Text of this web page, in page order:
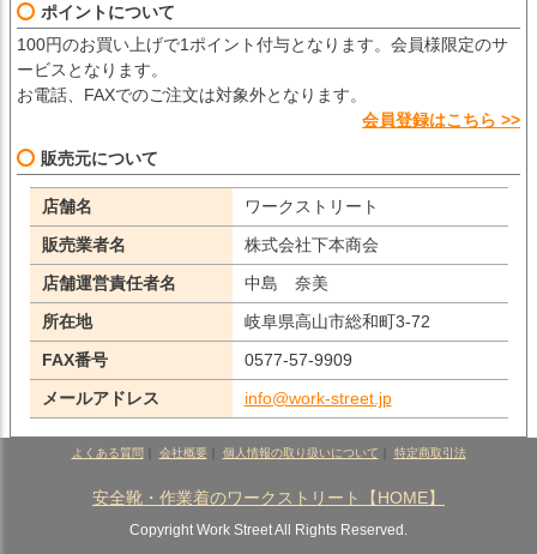
ポイントについて
100円のお買い上げで1ポイント付与となります。会員様限定のサ
ービスとなります。
お電話、FAXでのご注文は対象外となります。
会員登録はこちら >>
販売元について
店舗名
ワークストリート
販売業者名
株式会社下本商会
店舗運営責任者名
中島 奈美
所在地
岐阜県高山市総和町3-72
FAX番号
0577-57-9909
メールアドレス
info@work-street.jp
よくある質問 会社概要｜ 個人情報の取り扱いについて 特定商取引法
安全靴・作業着のワークストリート【HOME】
Copyright Work Street All Rights Reserved.